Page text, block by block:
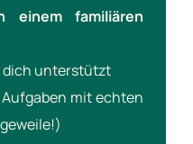
einem familiären
dich unterstützt
mit echten